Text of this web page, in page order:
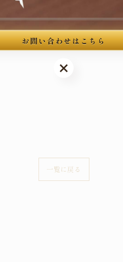
一覧に戻る
お問い合わせはこちら
お問い合わせはこちら